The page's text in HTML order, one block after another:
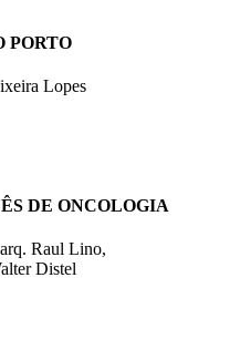
PORTO
Lopes
DE ONCOLOGIA
Raul Lino,
Distel